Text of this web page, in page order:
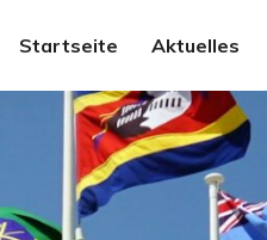
Startseite Aktuelles